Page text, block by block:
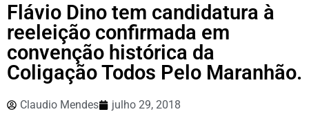
Flávio Dino tem candidatura à
reeleição confirmada em
convenção histórica da
Coligação Todos Pelo Maranhão.
Claudio Mendes julho 29, 2018